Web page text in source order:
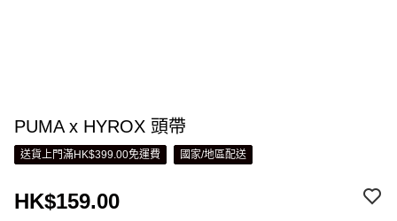
PUMA x HYROX 頭帶
送貨上門滿HK$399.00免運費 國家/地區配送
HK$159.00